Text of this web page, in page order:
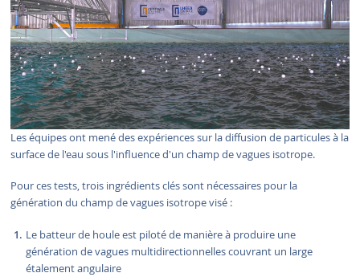
Les équipes ont mené des expériences sur la diffusion de particules à la
surface de l'eau sous l'influence d'un champ de vagues isotrope.
Pour ces tests, trois ingrédients clés sont nécessaires pour la
génération du champ de vagues isotrope visé :
Le batteur de houle est piloté de manière à produire une
génération de vagues multidirectionnelles couvrant un large
étalement angulaire